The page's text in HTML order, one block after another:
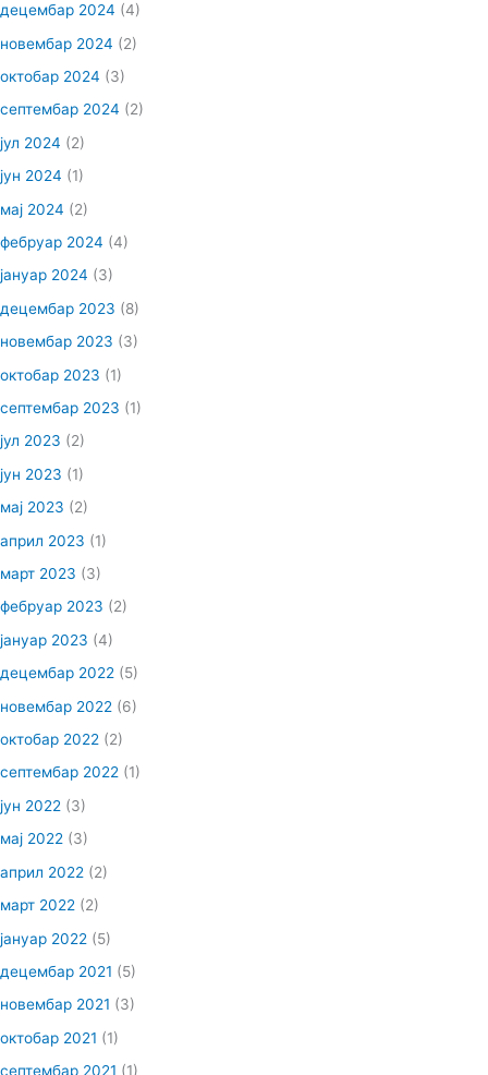
децембар 2024 (4)
новембар 2024 (2)
октобар 2024 (3)
септембар 2024 (2)
јул 2024 (2)
јун 2024 (1)
мај 2024 (2)
фебруар 2024 (4)
јануар 2024 (3)
децембар 2023 (8)
новембар 2023 (3)
октобар 2023 (1)
септембар 2023 (1)
јул 2023 (2)
јун 2023 (1)
мај 2023 (2)
април 2023 (1)
март 2023 (3)
фебруар 2023 (2)
јануар 2023 (4)
децембар 2022 (5)
новембар 2022 (6)
октобар 2022 (2)
септембар 2022 (1)
јун 2022 (3)
мај 2022 (3)
април 2022 (2)
март 2022 (2)
јануар 2022 (5)
децембар 2021 (5)
новембар 2021 (3)
октобар 2021 (1)
септембар 2021 (1)